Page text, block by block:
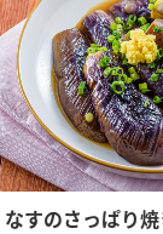
なすのさっぱり